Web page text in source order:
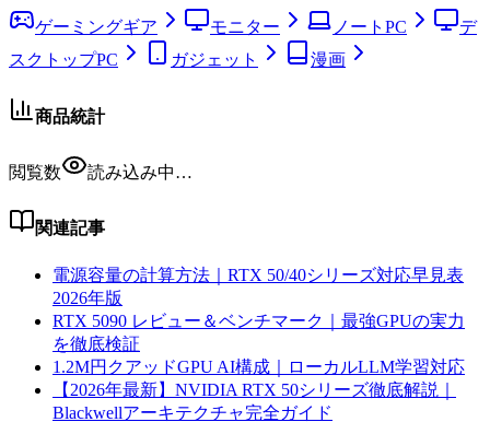
ゲーミングギア モニター ノートPC
デ
スクトップPC
ガジェット 漫画
商品統計
閲覧数 読み込み中…
関連記事
電源容量の計算方法｜RTX 50/40シリーズ対応早見表
2026年版
RTX 5090 レビュー＆ベンチマーク｜最強GPUの実力
を徹底検証
1.2M円クアッドGPU AI構成｜ローカルLLM学習対応
【2026年最新】NVIDIA RTX 50シリーズ徹底解説｜
Blackwellアーキテクチャ完全ガイド